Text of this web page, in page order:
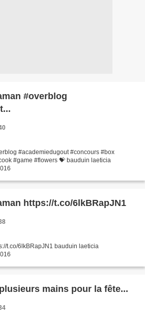
#overblog
#academiedugout #concours #box
#game #flowers 💝 bauduin laeticia
https://t.co/6lkBRapJN1
t.co/6lkBRapJN1 bauduin laeticia
mains pour la fête...